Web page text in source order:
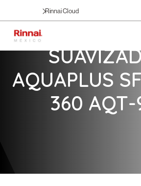
Rinnai Cloud
AQUAPLUS
360